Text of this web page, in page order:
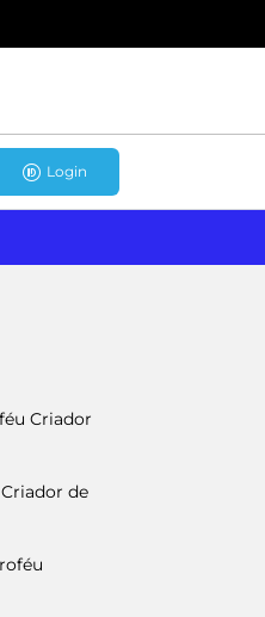
Login
Criador
de